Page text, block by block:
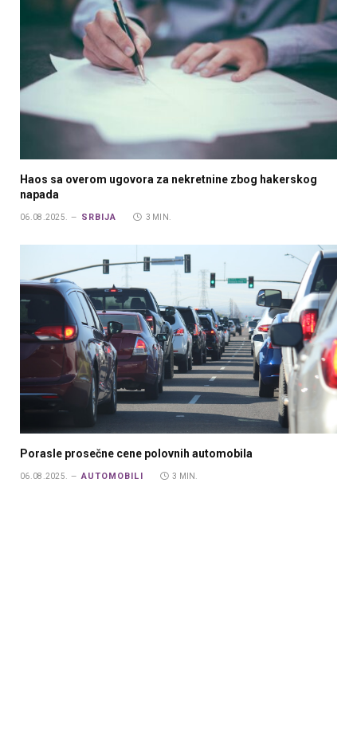
Haos sa overom ugovora za nekretnine zbog hakerskog
napada
06.08.2025. SRBIJA 3 MIN.
Porasle prosečne cene polovnih automobila
06.08.2025. AUTOMOBILI 3 MIN.